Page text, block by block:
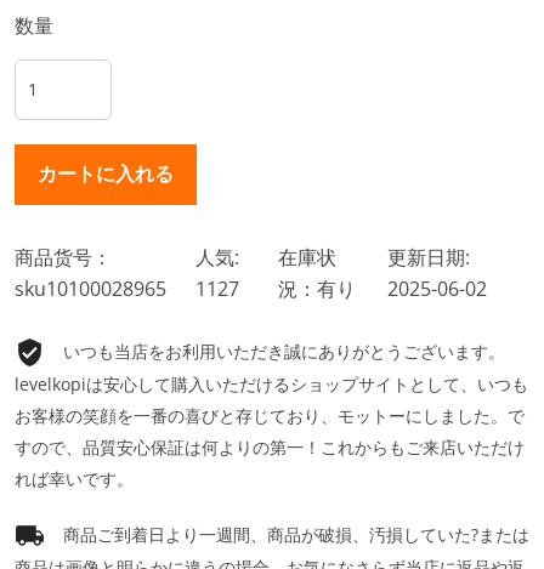
数量
商品货号：
sku10100028965
人気:
1127
在庫状
況：有り
更新日期:
2025-06-02
いつも当店をお利用いただき誠にありがとうございます。
levelkopiは安心して購入いただけるショップサイトとして、いつも
お客様の笑顔を一番の喜びと存じており、モットーにしました。で
すので、品質安心保証は何よりの第一！これからもご来店いただけ
れば幸いです。
商品ご到着日より一週間、商品が破損、汚損していた?または